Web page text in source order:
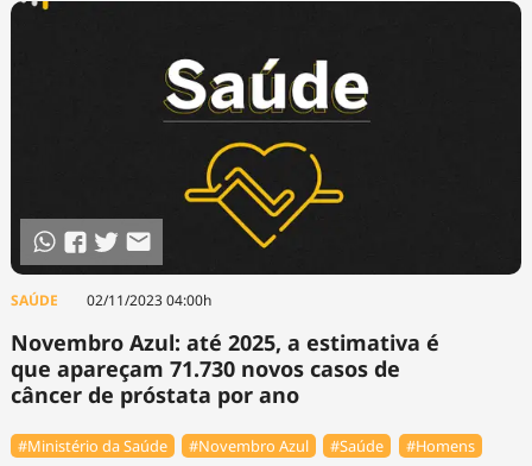
SAÚDE 02/11/2023 04:00h
Novembro Azul: até 2025, a estimativa é
que apareçam 71.730 novos casos de
câncer de próstata por ano
#Ministério da Saúde #Novembro Azul #Saúde #Homens